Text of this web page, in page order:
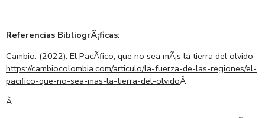
Referencias BibliogrÃ¡ficas:
Cambio. (2022). El PacÃ­fico, que no sea mÃ¡s la tierra del olvido
https://cambiocolombia.com/articulo/la-fuerza-de-las-regiones/el-
pacifico-que-no-sea-mas-la-tierra-del-olvidoÂ
Â